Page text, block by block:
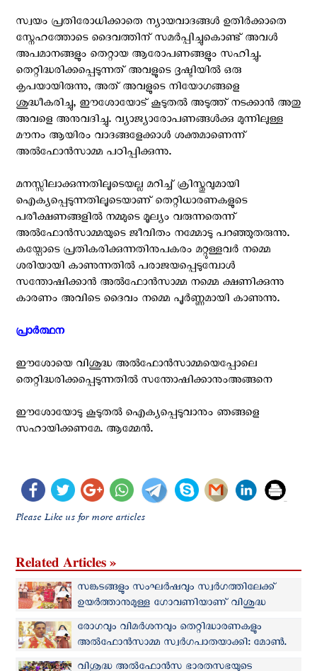
സ്വയം പ്രതിരോധിക്കാതെ ന്യായവാദങ്ങൾ ഉതിർക്കാതെ
സ്നേഹത്തോടെ ദൈവത്തിന് സമർപ്പിച്ചുകൊണ്ട് അവൾ
അപമാനങ്ങളും തെറ്റായ ആരോപണങ്ങളും സഹിച്ചു.
തെറ്റിദ്ധരിക്കപ്പെടുന്നത് അവളുടെ ദൃഷ്ടിയിൽ ഒരു
കൃപയായിരുന്നു, അത് അവളുടെ നിയോഗങ്ങളെ
ശുദ്ധീകരിച്ചു, ഈശോയോട് കൂടുതൽ അടുത്ത് നടക്കാൻ അതു
അവളെ അനുവദിച്ചു. വ്യാജ്യാരോപണങ്ങൾക്കു മുന്നിലുള്ള
മൗനം ആയിരം വാദങ്ങളേക്കാൾ ശക്തമാണെന്ന്
അൽഫോൻസാമ്മ പഠിപ്പിക്കുന്നു.
മനസ്സിലാക്കുന്നതിലൂടെയല്ല മറിച്ച് ക്രിസ്തുവുമായി
ഐക്യപ്പെടുന്നതിലൂടെയാണ് തെറ്റിധാരണകളുടെ
പരീക്ഷണങ്ങളിൽ നമ്മുടെ മൂല്യം വരുന്നതെന്ന്
അൽഫോൻസാമ്മയുടെ ജീവിതം നമ്മോടു പറഞ്ഞുതരുന്നു.
കയ്പോടെ പ്രതികരിക്കുന്നതിനുപകരം മറ്റുള്ളവർ നമ്മെ
ശരിയായി കാണുന്നതിൽ പരാജയപ്പെടുമ്പോൾ
സന്തോഷിക്കാൻ അൽഫോൻസാമ്മ നമ്മെ ക്ഷണിക്കുന്നു
കാരണം അവിടെ ദൈവം നമ്മെ പൂർണ്ണമായി കാണുന്നു.
പ്രാർത്ഥന
ഈശോയെ വിശുദ്ധ അൽഫോൻസാമ്മയെപ്പോലെ
തെറ്റിദ്ധരിക്കപ്പെടുന്നതിൽ സന്തോഷിക്കാനുംഅങ്ങനെ
ഈശോയോടു കൂടുതൽ ഐക്യപ്പെടുവാനും ഞങ്ങളെ
സഹായിക്കണമേ. ആമ്മേൻ.
Please Like us for more articles
Related Articles »
സങ്കടങ്ങളും സംഘർഷവും സ്വർഗത്തിലേക്ക്
ഉയർത്താനുമുള്ള ഗോവണിയാണ് വിശുദ്ധ
അൽഫോൻസാമ്മ: മാർ റാഫേൽ തട്ടിൽ
രോഗവും വിമർശനവും തെറ്റിദ്ധാരണകളും
അൽഫോൻസാമ്മ സ്വർഗപാതയാക്കി: മോൺ.
സെബാസ്റ്റ്യൻ വേത്താനത്ത്